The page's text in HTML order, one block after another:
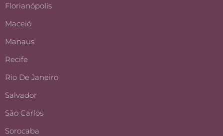
Florianópolis
Maceió
Manaus
Recife
Rio De Janeiro
Salvador
São Carlos
Sorocaba